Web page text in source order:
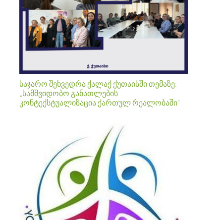
საჯარო შეხვედრა ქალაქ ქუთაისში თემაზე:
„სამშვიდობო განათლების
კონტექსტუალიზაცია ქართულ რეალობაში“